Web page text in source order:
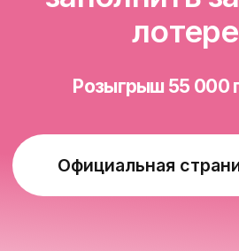
Розыгрыш 55 000 грин-кард